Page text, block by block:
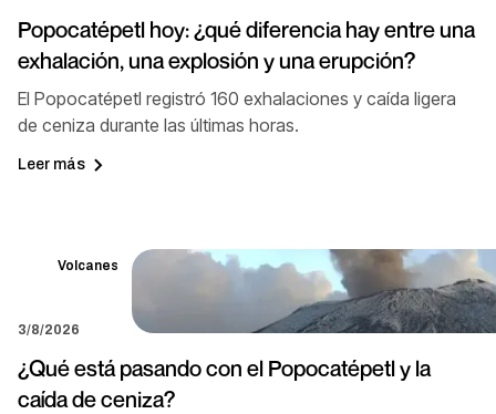
Popocatépetl hoy: ¿qué diferencia hay entre una
exhalación, una explosión y una erupción?
El Popocatépetl registró 160 exhalaciones y caída ligera
de ceniza durante las últimas horas.
Leer más
Volcanes
3/8/2026
¿Qué está pasando con el Popocatépetl y la
caída de ceniza?